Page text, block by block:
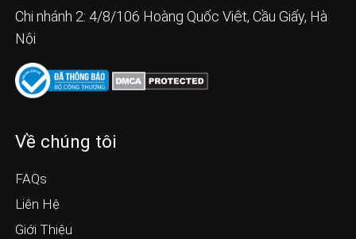
Chi nhánh 2: 4/8/106 Hoàng Quốc Việt, Cầu Giấy, Hà
Nội
Về chúng tôi
FAQs
Liên Hệ
Giới Thiệu